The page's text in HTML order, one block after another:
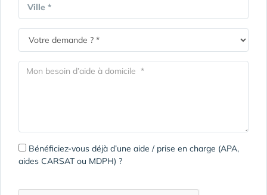
Ville *
Bénéficiez-vous déjà d’une aide / prise en charge (APA,
aides CARSAT ou MDPH) ?